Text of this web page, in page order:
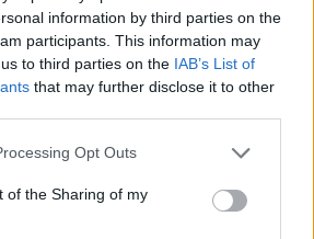
information by third parties on the
participants. This information may
to third parties on the IAB’s List of
that may further disclose it to other
Opt Outs
of the Sharing of my
amb més modistes i gairebé
peces a concurs
31 de juliol de 2026
serà una oportunitat també
a gaudir de les Festes Majors
d’Amposta”
31 de juliol de 2026